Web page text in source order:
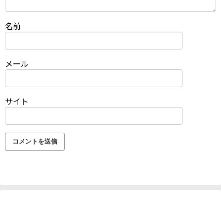
名前
メール
サイト